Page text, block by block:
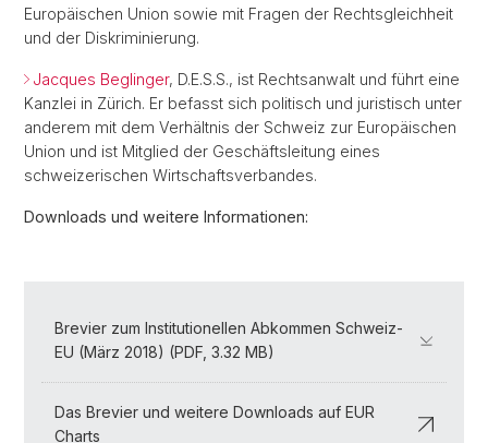
Europäischen Union sowie mit Fragen der Rechtsgleichheit
und der Diskriminierung.
Jacques Beglinger, D.E.S.S., ist Rechtsanwalt und führt eine
Kanzlei in Zürich. Er befasst sich politisch und juristisch unter
anderem mit dem Verhältnis der Schweiz zur Europäischen
Union und ist Mitglied der Geschäftsleitung eines
schweizerischen Wirtschaftsverbandes.
Downloads und weitere Informationen:
Brevier zum Institutionellen Abkommen Schweiz-
EU (März 2018) (PDF, 3.32 MB)
Das Brevier und weitere Downloads auf EUR
Charts